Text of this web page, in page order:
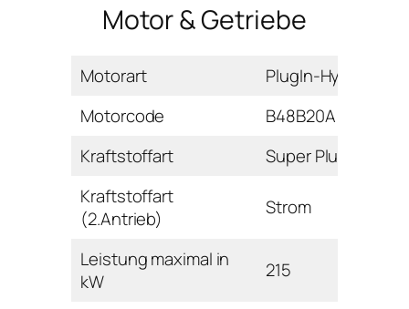
Motor & Getriebe
Motorart
PlugIn-Hybrid
Motorcode
B48B20A
Kraftstoffart
Super Plus
Kraftstoffart
(2.Antrieb)
Strom
Leistung maximal in
kW
215